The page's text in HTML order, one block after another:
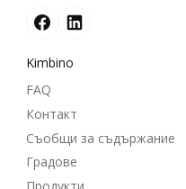
Kimbino
FAQ
Контакт
Съобщи за съдържание
Градове